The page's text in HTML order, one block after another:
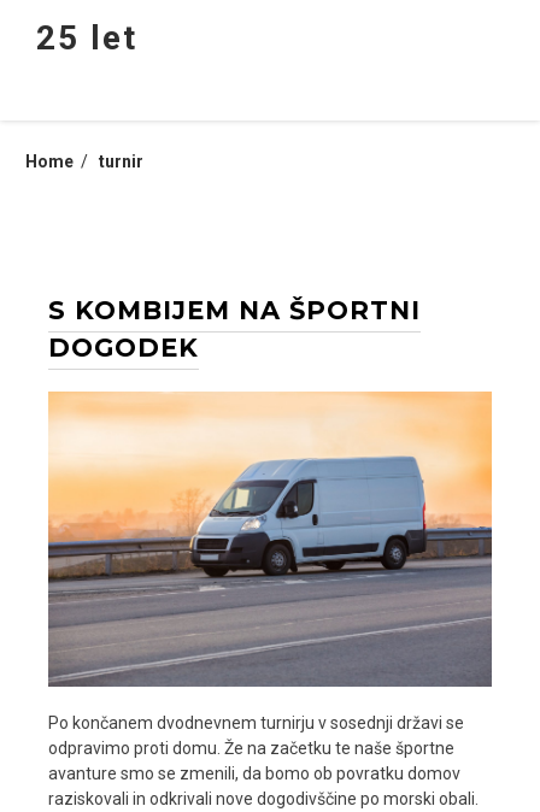
25 let
Home turnir
S KOMBIJEM NA ŠPORTNI
DOGODEK
Po končanem dvodnevnem turnirju v sosednji državi se
odpravimo proti domu. Že na začetku te naše športne
avanture smo se zmenili, da bomo ob povratku domov
raziskovali in odkrivali nove dogodivščine po morski obali.